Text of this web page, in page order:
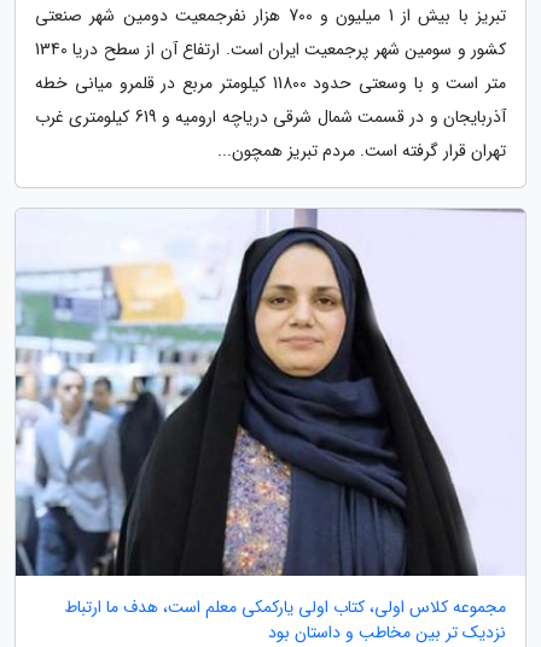
تبریز با بیش از 1 میلیون و 700 هزار نفرجمعیت دومین شهر صنعتی
کشور و سومین شهر پرجمعیت ایران است. ارتفاع آن از سطح دریا 1340
متر است و با وسعتی حدود 11800 کیلومتر مربع در قلمرو میانی خطه
آذربایجان و در قسمت شمال شرقی دریاچه ارومیه و 619 کیلومتری غرب
تهران قرار گرفته است. مردم تبریز همچون...
مجموعه کلاس اولی، کتاب اولی یارکمکی معلم است، هدف ما ارتباط
نزدیک تر بین مخاطب و داستان بود